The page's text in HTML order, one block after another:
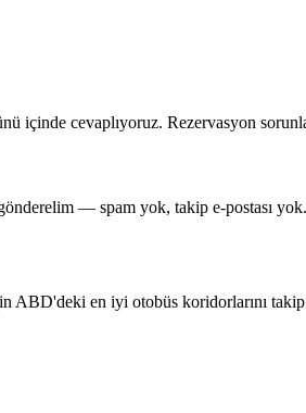
cevaplıyoruz. Rezervasyon
— spam yok, takip e-postası yok.
ABD'deki en iyi otobüs koridorlarını